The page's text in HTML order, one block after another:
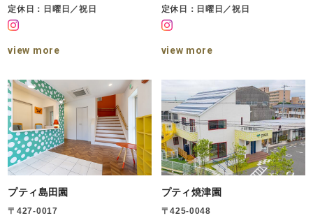
定休日：日曜日／祝日
view more
定休日：日曜日／祝日
view more
プティ島田園
〒427-0017
プティ焼津園
〒425-0048